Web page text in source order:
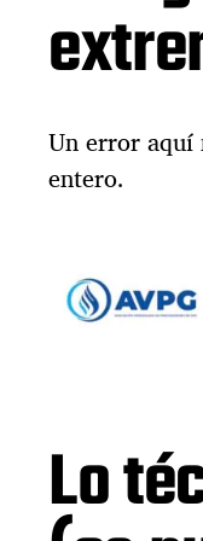
Un error aquí
entero.
Lo